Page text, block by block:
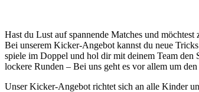
Hast du Lust auf spannende Matches und
Bei unserem Kicker-Angebot kannst du neue
spiele im Doppel und hol dir mit deinem Team den
lockere Runden – Bei uns geht es vor allem um den
Unser Kicker-Angebot richtet sich an alle Kinder